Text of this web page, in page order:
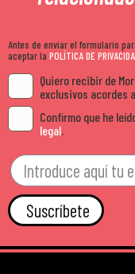
Antes de enviar el formulario
aceptar la POLÍTICA DE
Quiero recibir de
exclusivos acordes
Confirmo que he
legal
Suscríbete